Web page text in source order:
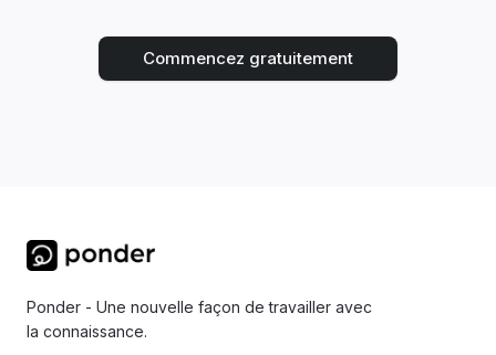
Commencez gratuitement
Ponder - Une nouvelle façon de travailler avec
la connaissance.